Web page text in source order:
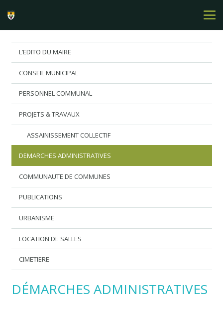
L’EDITO DU MAIRE
CONSEIL MUNICIPAL
PERSONNEL COMMUNAL
PROJETS & TRAVAUX
ASSAINISSEMENT COLLECTIF
DEMARCHES ADMINISTRATIVES
COMMUNAUTE DE COMMUNES
PUBLICATIONS
URBANISME
LOCATION DE SALLES
CIMETIERE
DÉMARCHES ADMINISTRATIVES